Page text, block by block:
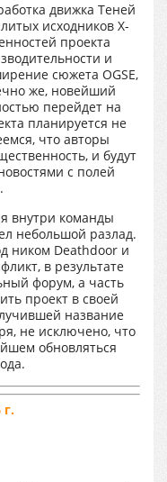
движка Теней
исходников X-
проекта
и
сюжета OGSE,
же, новейший
перейдет на
планируется не
что авторы
и будут
с полей
внутри команды
небольшой разлад.
ником Deathdoor и
в результате
форум, а часть
проект в своей
название
не исключено, что
обновляться
г.